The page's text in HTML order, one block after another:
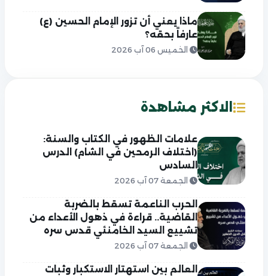
ماذا يعني أن تزور الإمام الحسين (ع)
عارفاً بحقه؟
الخميس 06 آب 2026
الاكثر مشاهدة
علامات الظهور في الكتاب والسنة:
(اختلاف الرمحين في الشام) الدرس
السادس
الجمعة 07 آب 2026
الحرب الناعمة تسقط بالضربة
القاضية.. قراءة في ذهول الأعداء من
تشييع السيد الخامنئي قدس سره
الجمعة 07 آب 2026
العالم بين استهتار الاستكبار وثبات